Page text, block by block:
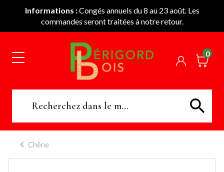
Informations :Congés annuels du 8 au 23 août. Les
commandes seront traitées à notre retour.
0
Chêne